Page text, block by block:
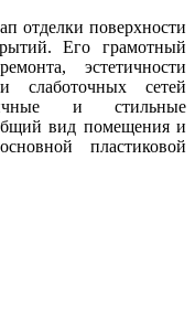
отделки поверхности
Его грамотный
эстетичности
слаботочных сетей
и стильные
вид помещения и
пластиковой